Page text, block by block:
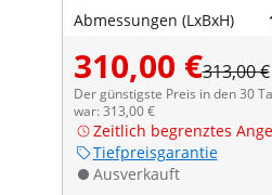
Abmessungen (LxBxH)
310,00 €313,00 €
Der günstigste Preis in den 30
war: 313,00 €
Zeitlich begrenztes
Tiefpreisgarantie
Ausverkauft